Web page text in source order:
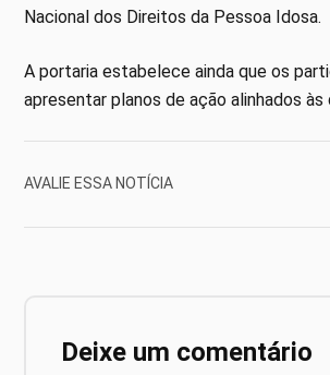
Nacional dos Direitos da Pessoa Idosa.
A portaria estabelece ainda que os
apresentar planos de ação alinhados
AVALIE ESSA NOTÍCIA
Deixe um comentário